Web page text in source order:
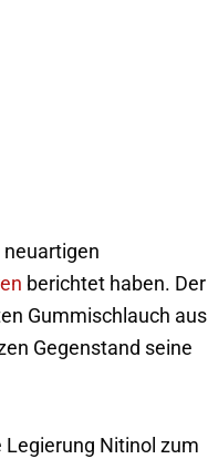
berichtet haben. Der
Gummischlauch aus
Gegenstand seine
Nitinol zum